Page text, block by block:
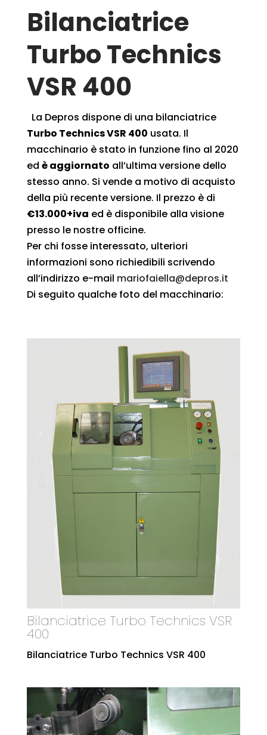
Bilanciatrice
Turbo Technics
VSR 400
La Depros dispone di una bilanciatrice
Turbo Technics VSR 400 usata. Il
macchinario è stato in funzione fino al 2020
ed è aggiornato all’ultima versione dello
stesso anno. Si vende a motivo di acquisto
della più recente versione. Il prezzo è di
€13.000+iva ed è disponibile alla visione
presso le nostre officine.
Per chi fosse interessato, ulteriori
informazioni sono richiedibili scrivendo
all’indirizzo e-mail mariofaiella@depros.it
Di seguito qualche foto del macchinario:
Bilanciatrice Turbo Technics VSR
400
Bilanciatrice Turbo Technics VSR 400